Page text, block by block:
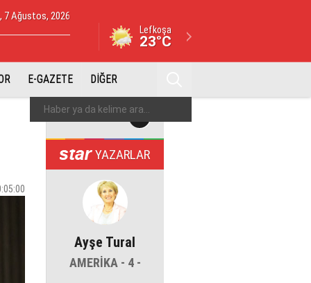
7 Ağustos, 2026
Lefkoşa
23°C
E-GAZETE DİĞER
YAZARLAR
Ayşe Tural
AMERİKA - 4 -